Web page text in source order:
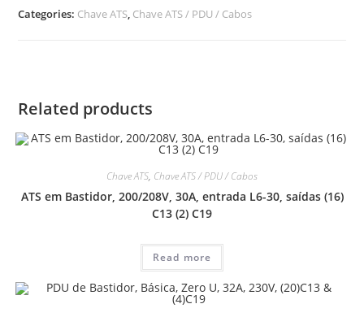
Categories: Chave ATS, Chave ATS / PDU / Cabos
Related products
Chave ATS, Chave ATS / PDU / Cabos
ATS em Bastidor, 200/208V, 30A, entrada L6-30, saídas (16)
C13 (2) C19
Read more